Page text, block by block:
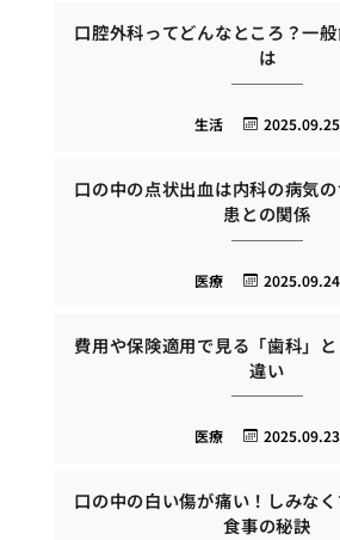
口腔外科ってどんなところ？一
は
2025.09.25
生活
口の中の点状出血は内科の病気
患との関係
2025.09.24
医療
費用や保険適用で見る「歯科」
違い
2025.09.23
医療
口の中の白い傷が痛い！しみな
食事の秘訣